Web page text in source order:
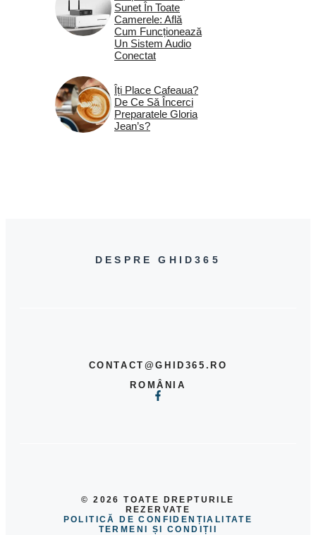
Sunet În Toate
Camerele: Află
Cum Funcționează
Un Sistem Audio
Conectat
Îți Place Cafeaua?
De Ce Să Încerci
Preparatele Gloria
Jean’s?
DESPRE GHID365
CONTACT@GHID365.RO
ROMÂNIA
© 2026 TOATE DREPTURILE
REZERVATE
POLITICĂ DE CONFIDENȚIALITATE
TERMENI ȘI CONDIȚII